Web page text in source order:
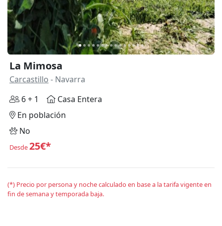
La Mimosa
Carcastillo - Navarra
6 + 1
Casa Entera
En población
No
Desde25€*
(*) Precio por persona y noche calculado en base a la tarifa vigente en
fin de semana y temporada baja.